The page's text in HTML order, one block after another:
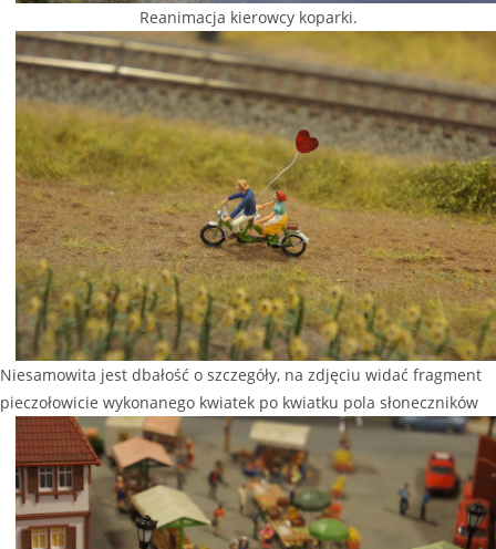
Reanimacja kierowcy koparki.
Niesamowita jest dbałość o szczegóły, na zdjęciu widać fragment
pieczołowicie wykonanego kwiatek po kwiatku pola słoneczników